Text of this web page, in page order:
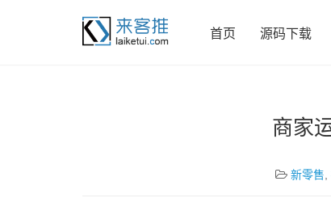
首页 源码下载
商家
新零售